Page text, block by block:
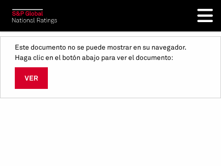
Este documento no se puede mostrar en su navegador.
Haga clic en el botón abajo para ver el documento:
VER